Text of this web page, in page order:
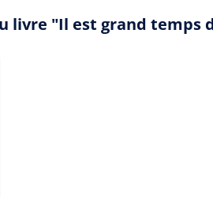
livre "Il est grand